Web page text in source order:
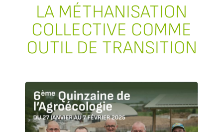
LA MÉTHANISATION
COLLECTIVE COMME
OUTIL DE TRANSITION